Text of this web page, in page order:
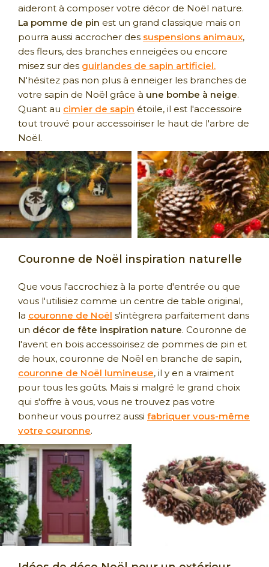
aideront à composer votre décor de Noël nature.
La pomme de pin est un grand classique mais on
pourra aussi accrocher des suspensions animaux,
des fleurs, des branches enneigées ou encore
misez sur des guirlandes de sapin artificiel.
N'hésitez pas non plus à enneiger les branches de
votre sapin de Noël grâce à une bombe à neige.
Quant au cimier de sapin étoile, il est l'accessoire
tout trouvé pour accessoiriser le haut de l'arbre de
Noël.
Couronne de Noël inspiration naturelle
Que vous l'accrochiez à la porte d'entrée ou que
vous l'utilisiez comme un centre de table original,
la couronne de Noël s'intègrera parfaitement dans
un décor de fête inspiration nature. Couronne de
l'avent en bois accessoirisez de pommes de pin et
de houx, couronne de Noël en branche de sapin,
couronne de Noël lumineuse, il y en a vraiment
pour tous les goûts. Mais si malgré le grand choix
qui s'offre à vous, vous ne trouvez pas votre
bonheur vous pourrez aussi fabriquer vous-même
votre couronne.